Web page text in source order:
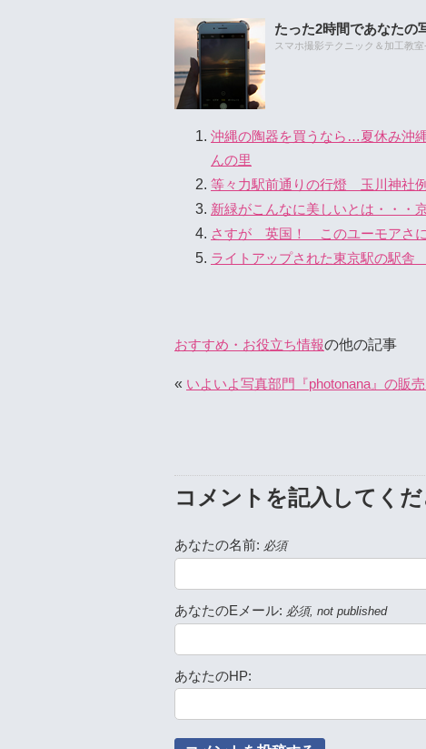
たった2時間であなたの
スマホ撮影テクニック＆加工教
沖縄の陶器を買うなら…夏休み
んの里
等々力駅前通りの行燈 玉川神社
新緑がこんなに美しいとは・・・
さすが 英国！ このユーモアさ
ライトアップされた東京駅の駅舎
おすすめ・お役立ち情報の他の記事
« いよいよ写真部門『photonana』の販
コメントを記入してく
あなたの名前: 必須
あなたのEメール: 必須, not published
あなたのHP: